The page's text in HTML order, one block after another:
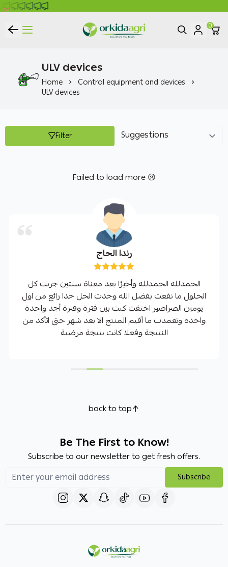
ORKIDA Agricultural Pesticides
0
ULV devices
Home Control equipment and devices
ULV devices
Filter
Failed to load more 😢
رندا الحاج
الحمدلله الحمدلله وأخيرًا بعد معناة سنتين جربت كل
الحلول ما نفعت بفضل الله وجدت الحل جدا رائع من اول
يومين الصراصير اختفت كنت بين فترة وفترة أجد واحدة
واحدة وتعمدت ما أقيم المنتج الا بعد شهر حتى اتأكد من
النتيجة وفعلا كانت نتيجة مرضية
back to top
Be The First to Know!
Subscribe to our newsletter to get fresh offers.
Subscribe